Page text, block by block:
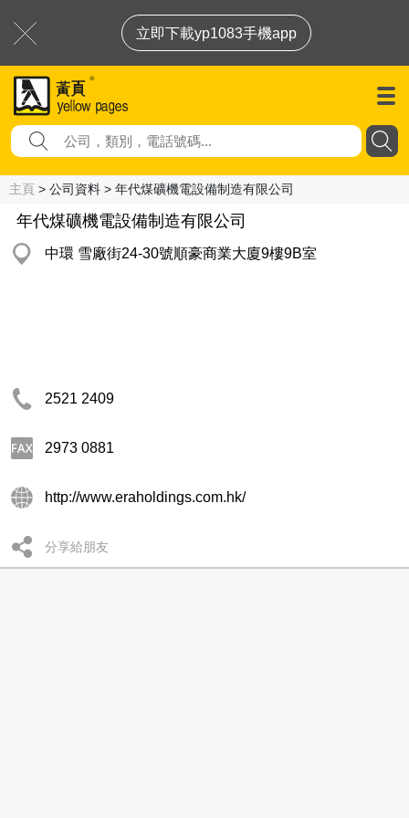
立即下載yp1083手機app
主頁 > 公司資料 > 年代煤礦機電設備制造有限公司
年代煤礦機電設備制造有限公司
中環 雪廠街24-30號順豪商業大廈9樓9B室
2521 2409
2973 0881
http://www.eraholdings.com.hk/
分享給朋友